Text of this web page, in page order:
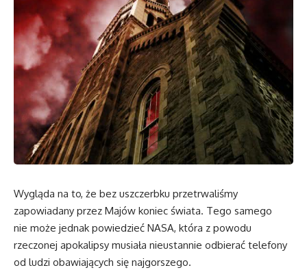
Wygląda na to, że bez uszczerbku przetrwaliśmy
zapowiadany przez Majów koniec świata. Tego samego
nie może jednak powiedzieć NASA, która z powodu
rzeczonej apokalipsy musiała nieustannie odbierać telefony
od ludzi obawiających się najgorszego.